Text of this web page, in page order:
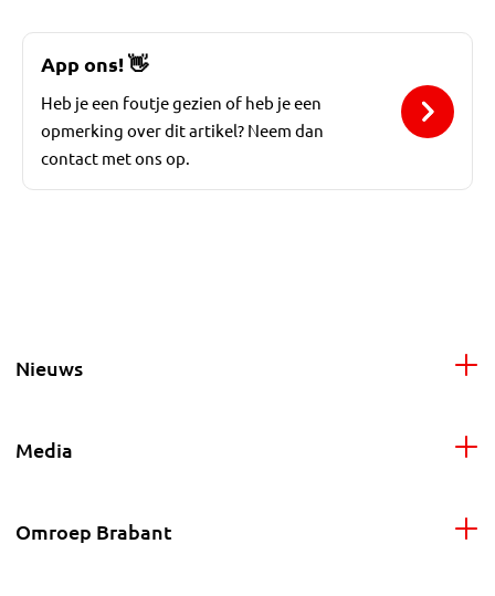
App ons!👋
Heb je een foutje gezien of heb je een
opmerking over dit artikel? Neem dan
contact met ons op.
Nieuws
Media
Omroep Brabant